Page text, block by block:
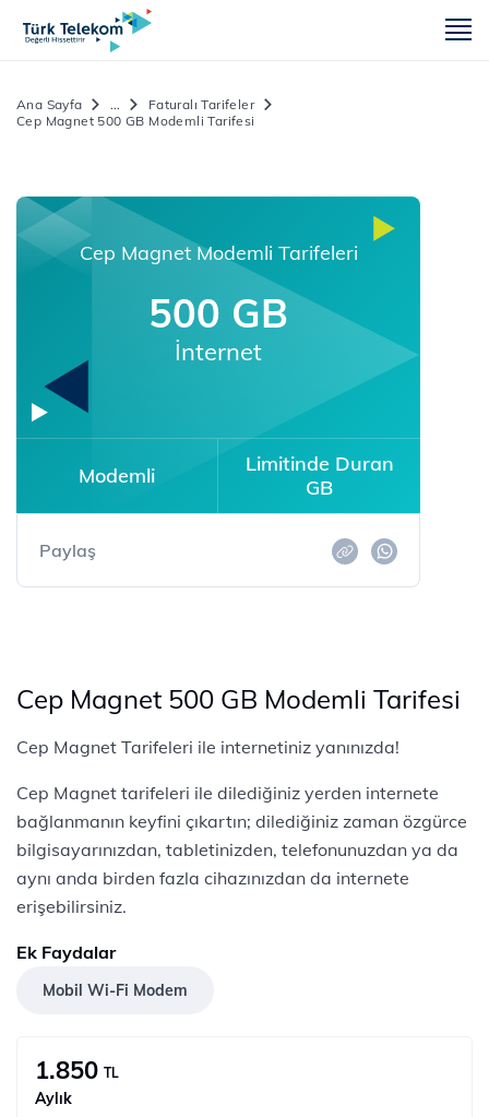
Ana Sayfa ...
Faturalı Tarifeler
Cep Magnet 500 GB Modemli Tarifesi
Cep Magnet Modemli Tarifeleri
500 GB
İnternet
Modemli
Limitinde Duran
GB
Paylaş
Cep Magnet 500 GB Modemli Tarifesi
Cep Magnet Tarifeleri ile internetiniz yanınızda!
Cep Magnet tarifeleri ile dilediğiniz yerden internete
bağlanmanın keyfini çıkartın; dilediğiniz zaman özgürce
bilgisayarınızdan, tabletinizden, telefonunuzdan ya da
aynı anda birden fazla cihazınızdan da internete
erişebilirsiniz.
Ek Faydalar
Mobil Wi-Fi Modem
1.850 TL
Aylık